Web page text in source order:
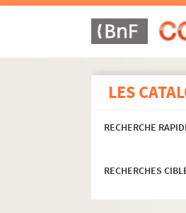
LES
RECHERCHE
RECHERCHES